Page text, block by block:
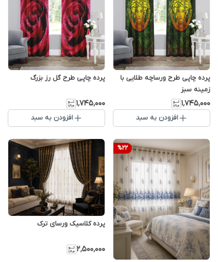
پرده چاپی طرح ورساچه طلایی با
زمینه سبز
۱٬۷۴۵٬۰۰۰
افزودن به سبد
پرده چاپی طرح گل رز بزرگ
۱٬۷۴۵٬۰۰۰
افزودن به سبد
%22
پرده کلاسیک ورسای ترک
۲٬۵۰۰٬۰۰۰